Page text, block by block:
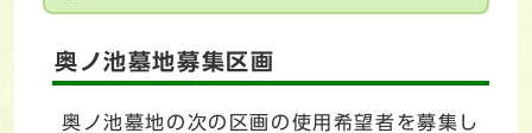
奥ノ池墓地募集区画
奥ノ池墓地の次の区画の使用希望者を募集し